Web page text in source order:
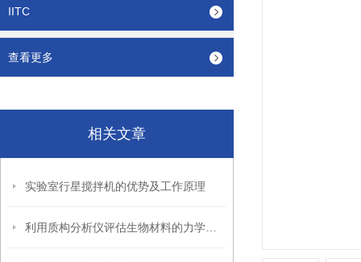
IITC
查看更多
相关文章
实验室行星搅拌机的优势及工作原理